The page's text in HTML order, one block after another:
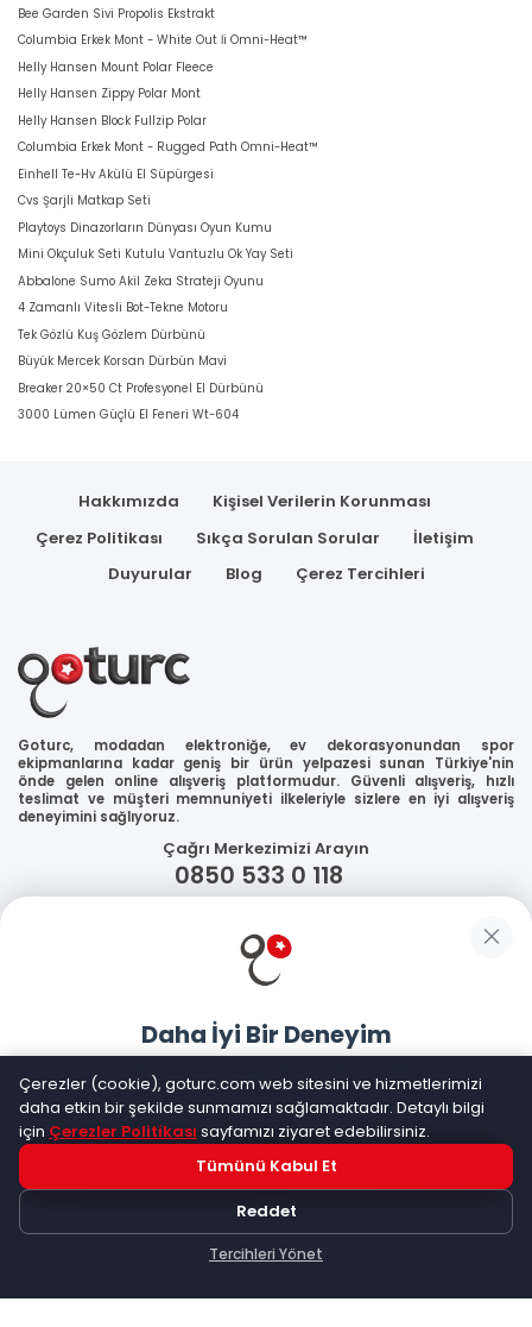
Bee Garden Sivi Propolis Ekstrakt
Columbia Erkek Mont - White Out İi Omni-Heat™
Helly Hansen Mount Polar Fleece
Helly Hansen Zippy Polar Mont
Helly Hansen Block Fullzip Polar
Columbia Erkek Mont - Rugged Path Omni-Heat™
Einhell Te-Hv Akülü El Süpürgesi
Cvs Şarjli Matkap Seti
Playtoys Dinazorların Dünyası Oyun Kumu
Mini Okçuluk Seti Kutulu Vantuzlu Ok Yay Seti
Abbalone Sumo Akil Zeka Strateji Oyunu
4 Zamanlı Vitesli Bot-Tekne Motoru
Tek Gözlü Kuş Gözlem Dürbünü
Büyük Mercek Korsan Dürbün Mavi
Breaker 20×50 Ct Profesyonel El Dürbünü
3000 Lümen Güçlü El Feneri Wt-604
Hakkımızda
Kişisel Verilerin Korunması
Çerez Politikası
Sıkça Sorulan Sorular
İletişim
Duyurular
Blog Çerez Tercihleri
Goturc, modadan elektroniğe, ev dekorasyonundan spor
ekipmanlarına kadar geniş bir ürün yelpazesi sunan Türkiye'nin
önde gelen online alışveriş platformudur. Güvenli alışveriş, hızlı
teslimat ve müşteri memnuniyeti ilkeleriyle sizlere en iyi alışveriş
deneyimini sağlıyoruz.
Çağrı Merkezimizi Arayın
0850 533 0 118
Güvenliğiniz
Sosyal Medya
Mobil Uygulamalarımız
Daha İyi Bir Deneyim
Goturc mobil uygulamasıyla daha hızlı ve kolay alışveriş
yapın
Hemen Dene!
Uygulama yüklüyse açılacak, değilseGoogle Play'e
yönlendirileceksiniz
Çerezler (cookie), goturc.com web sitesini ve hizmetlerimizi
daha etkin bir şekilde sunmamızı sağlamaktadır. Detaylı bilgi
için Çerezler Politikası sayfamızı ziyaret edebilirsiniz.
Tümünü Kabul Et
Reddet
Tercihleri Yönet